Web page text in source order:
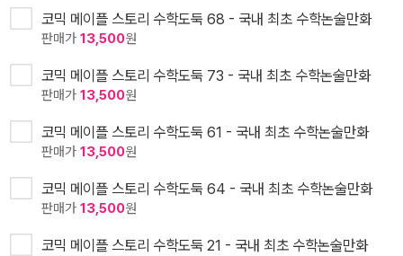
코믹 메이플 스토리 수학도둑 68 - 국내 최초 수학논술만화
판매가 13,500원
코믹 메이플 스토리 수학도둑 73 - 국내 최초 수학논술만화
판매가 13,500원
코믹 메이플 스토리 수학도둑 61 - 국내 최초 수학논술만화
판매가 13,500원
코믹 메이플 스토리 수학도둑 64 - 국내 최초 수학논술만화
판매가 13,500원
코믹 메이플 스토리 수학도둑 21 - 국내 최초 수학논술만화